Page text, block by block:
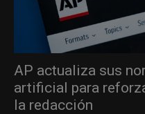
AP actualiza sus
artificial para
la redacción